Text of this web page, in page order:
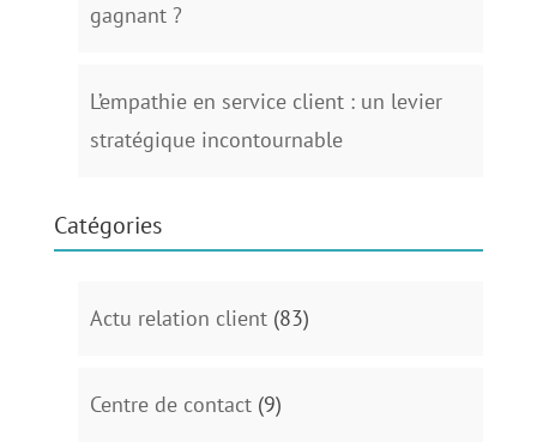
gagnant ?
L’empathie en service client : un levier
stratégique incontournable
Catégories
Actu relation client(83)
Centre de contact(9)